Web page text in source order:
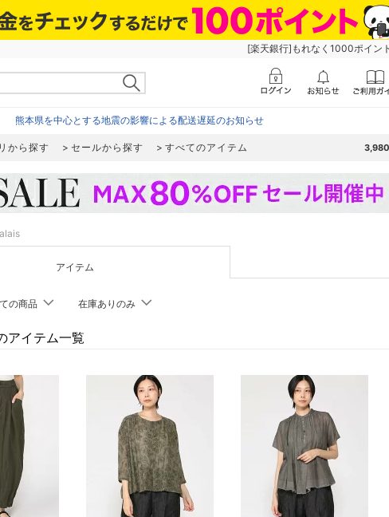
[楽天銀行]もれなく1000ポイント
熊本県を中心とする地震の影響による配送遅延のお知らせ
から探す セールから探す すべてのアイテム 3,980
アイテム
の商品 在庫ありのみ
アイテム一覧